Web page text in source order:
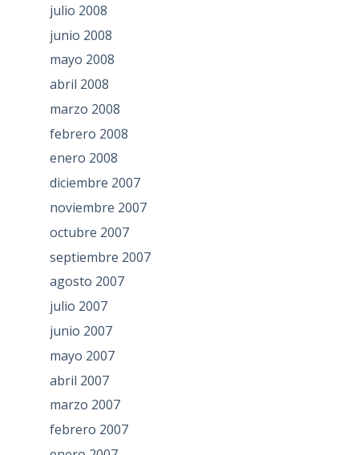
julio 2008
junio 2008
mayo 2008
abril 2008
marzo 2008
febrero 2008
enero 2008
diciembre 2007
noviembre 2007
octubre 2007
septiembre 2007
agosto 2007
julio 2007
junio 2007
mayo 2007
abril 2007
marzo 2007
febrero 2007